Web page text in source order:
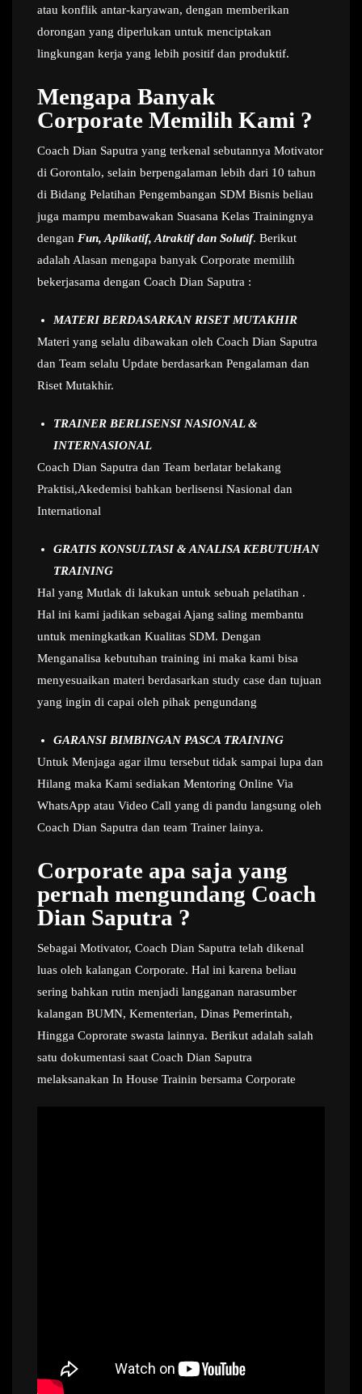
atau konflik antar-karyawan, dengan memberikan
dorongan yang diperlukan untuk menciptakan
lingkungan kerja yang lebih positif dan produktif.
Mengapa Banyak
Corporate Memilih Kami ?
Coach Dian Saputra yang terkenal sebutannya Motivator
di Gorontalo, selain berpengalaman lebih dari 10 tahun
di Bidang Pelatihan Pengembangan SDM Bisnis beliau
juga mampu membawakan Suasana Kelas Trainingnya
dengan Fun, Aplikatif, Atraktif dan Solutif. Berikut
adalah Alasan mengapa banyak Corporate memilih
bekerjasama dengan Coach Dian Saputra :
MATERI BERDASARKAN RISET MUTAKHIR
Materi yang selalu dibawakan oleh Coach Dian Saputra
dan Team selalu Update berdasarkan Pengalaman dan
Riset Mutakhir.
TRAINER BERLISENSI NASIONAL &
INTERNASIONAL
Coach Dian Saputra dan Team berlatar belakang
Praktisi,Akedemisi bahkan berlisensi Nasional dan
International
GRATIS KONSULTASI & ANALISA KEBUTUHAN
TRAINING
Hal yang Mutlak di lakukan untuk sebuah pelatihan .
Hal ini kami jadikan sebagai Ajang saling membantu
untuk meningkatkan Kualitas SDM. Dengan
Menganalisa kebutuhan training ini maka kami bisa
menyesuaikan materi berdasarkan study case dan tujuan
yang ingin di capai oleh pihak pengundang
GARANSI BIMBINGAN PASCA TRAINING
Untuk Menjaga agar ilmu tersebut tidak sampai lupa dan
Hilang maka Kami sediakan Mentoring Online Via
WhatsApp atau Video Call yang di pandu langsung oleh
Coach Dian Saputra dan team Trainer lainya.
Corporate apa saja yang
pernah mengundang Coach
Dian Saputra ?
Sebagai Motivator, Coach Dian Saputra telah dikenal
luas oleh kalangan Corporate. Hal ini karena beliau
sering bahkan rutin menjadi langganan narasumber
kalangan BUMN, Kementerian, Dinas Pemerintah,
Hingga Coprorate swasta lainnya. Berikut adalah salah
satu dokumentasi saat Coach Dian Saputra
melaksanakan In House Trainin bersama Corporate